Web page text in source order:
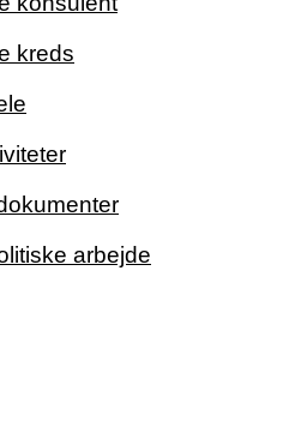
kreds
arbejde